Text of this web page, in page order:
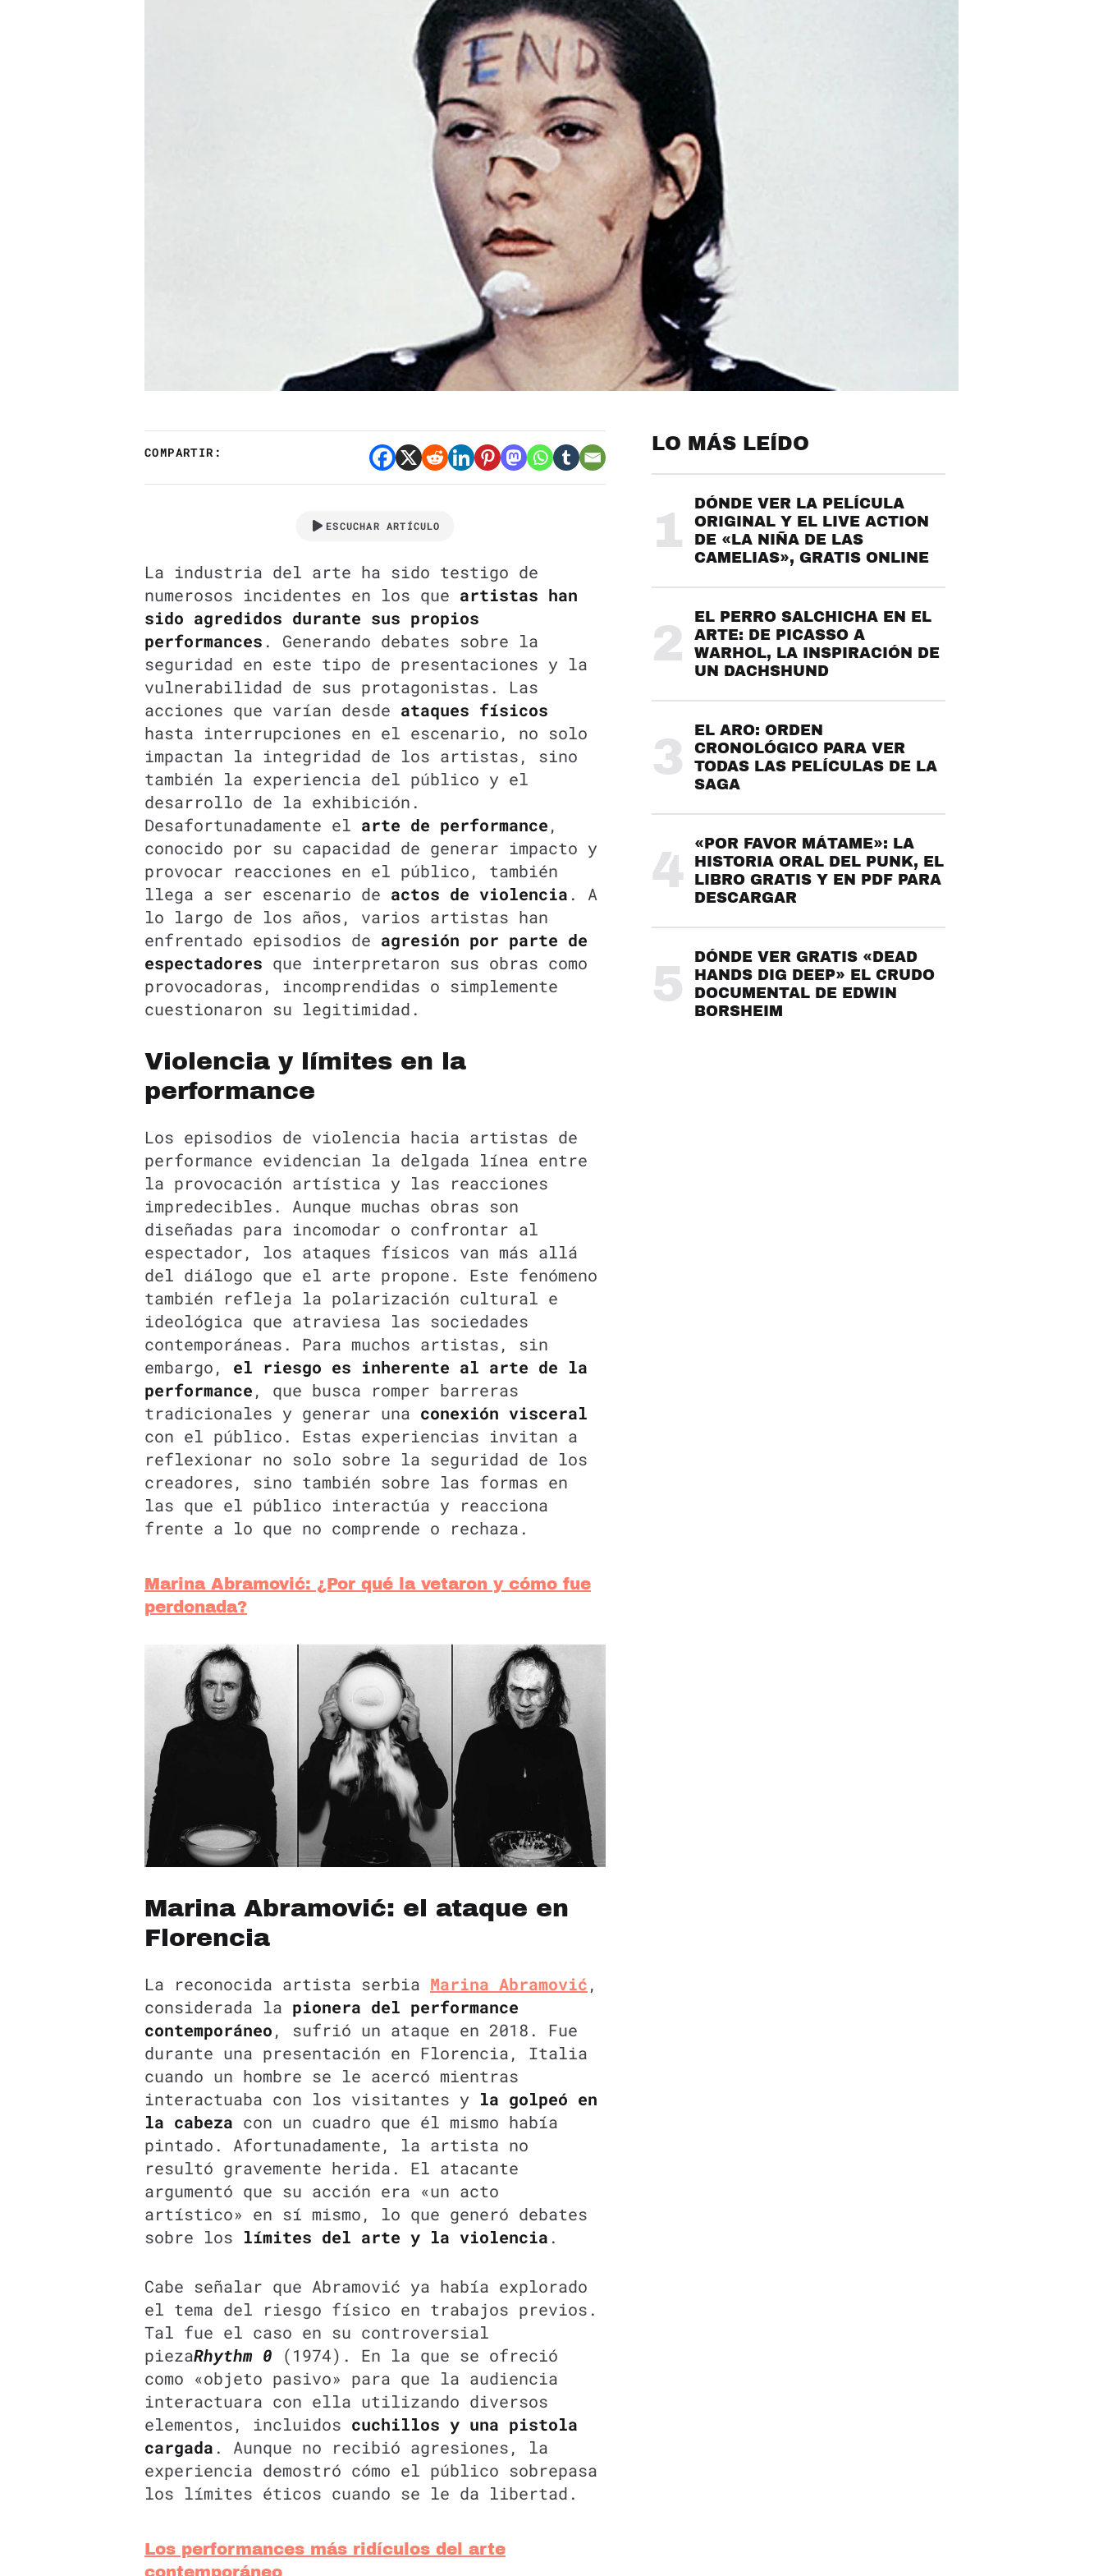
COMPARTIR:
ESCUCHAR ARTÍCULO
La industria del arte ha sido testigo de
numerosos incidentes en los que artistas han
sido agredidos durante sus propios
performances . Generando debates sobre la
seguridad en este tipo de presentaciones y la
vulnerabilidad de sus protagonistas. Las
acciones que varían desde ataques físicos
hasta interrupciones en el escenario, no solo
impactan la integridad de los artistas, sino
también la experiencia del público y el
desarrollo de la exhibición.
Desafortunadamente el arte de performance,
conocido por su capacidad de generar impacto y
provocar reacciones en el público, también
llega a ser escenario de actos de violencia . A
lo largo de los años, varios artistas han
enfrentado episodios de agresión por parte de
espectadores que interpretaron sus obras como
provocadoras, incomprendidas o simplemente
cuestionaron su legitimidad.
Violencia y límites en la
performance
Los episodios de violencia hacia artistas de
performance evidencian la delgada línea entre
la provocación artística y las reacciones
impredecibles. Aunque muchas obras son
diseñadas para incomodar o confrontar al
espectador, los ataques físicos van más allá
del diálogo que el arte propone. Este fenómeno
también refleja la polarización cultural e
ideológica que atraviesa las sociedades
contemporáneas. Para muchos artistas, sin
embargo, el riesgo es inherente al arte de la
performance, que busca romper barreras
tradicionales y generar una conexión visceral
con el público. Estas experiencias invitan a
reflexionar no solo sobre la seguridad de los
creadores, sino también sobre las formas en
las que el público interactúa y reacciona
frente a lo que no comprende o rechaza.
Marina Abramović: ¿Por qué la vetaron y cómo fue
perdonada?
Marina Abramović: el ataque en
Florencia
La reconocida artista serbia Marina Abramović,
considerada la pionera del performance
contemporáneo, sufrió un ataque en 2018. Fue
durante una presentación en Florencia, Italia
cuando un hombre se le acercó mientras
interactuaba con los visitantes y la golpeó en
la cabeza con un cuadro que él mismo había
pintado. Afortunadamente, la artista no
resultó gravemente herida. El atacante
argumentó que su acción era «un acto
artístico» en sí mismo, lo que generó debates
sobre los límites del arte y la violencia .
Cabe señalar que Abramović ya había explorado
el tema del riesgo físico en trabajos previos.
Tal fue el caso en su controversial
piezaRhythm 0 (1974). En la que se ofreció
como «objeto pasivo» para que la audiencia
interactuara con ella utilizando diversos
elementos, incluidos cuchillos y una pistola
cargada . Aunque no recibió agresiones, la
experiencia demostró cómo el público sobrepasa
los límites éticos cuando se le da libertad.
Los performances más ridículos del arte
contemporáneo
LO MÁS LEÍDO
1
DÓNDE VER LA PELÍCULA
ORIGINAL Y EL LIVE ACTION
DE «LA NIÑA DE LAS
CAMELIAS», GRATIS ONLINE
2
EL PERRO SALCHICHA EN EL
ARTE: DE PICASSO A
WARHOL, LA INSPIRACIÓN DE
UN DACHSHUND
3
EL ARO: ORDEN
CRONOLÓGICO PARA VER
TODAS LAS PELÍCULAS DE LA
SAGA
4
«POR FAVOR MÁTAME»: LA
HISTORIA ORAL DEL PUNK, EL
LIBRO GRATIS Y EN PDF PARA
DESCARGAR
5
DÓNDE VER GRATIS «DEAD
HANDS DIG DEEP» EL CRUDO
DOCUMENTAL DE EDWIN
BORSHEIM